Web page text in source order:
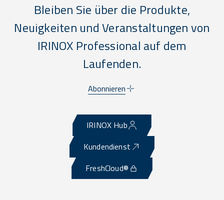
Bleiben Sie über die Produkte,
Neuigkeiten und Veranstaltungen von
IRINOX Professional auf dem
Laufenden.
Abonnieren
IRINOX Hub
Kundendienst
FreshCloud®